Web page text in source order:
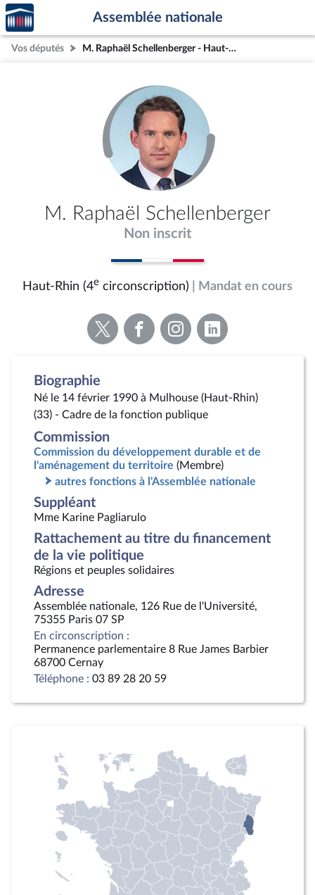
Aller au contenu
Aller en bas de la page
Accèder
à la
page
d'accueil
Assemblée nationale
Vos députés M. Raphaël Schellenberger - Haut-Rhin (4e circonscription)
M. Raphaël Schellenberger
Non inscrit
Haut-Rhin (4e circonscription) | Mandat en cours
Voir
la
Voir
la
Voir
la
Voir
la
Biographie
Né le 14 février 1990 à Mulhouse (Haut-Rhin)
(33) - Cadre de la fonction publique
Commission
Commission du développement durable et de
l'aménagement du territoire (Membre)
autres fonctions à l'Assemblée nationale
Suppléant
Mme Karine Pagliarulo
Rattachement au titre du financement
de la vie politique
Régions et peuples solidaires
Adresse
Assemblée nationale, 126 Rue de l'Université,
75355 Paris 07 SP
En circonscription :
Permanence parlementaire 8 Rue James Barbier
68700 Cernay
Téléphone : 03 89 28 20 59